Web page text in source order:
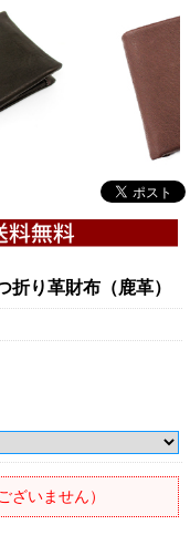
り革財布（鹿革）
ざいません）